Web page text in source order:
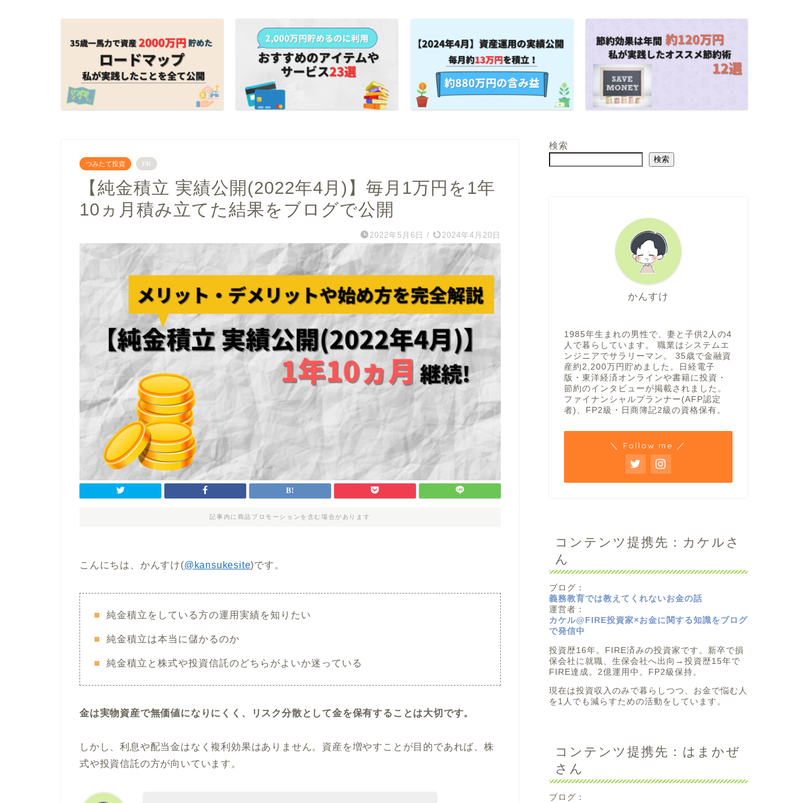
つみたて投資 PR
【純金積立 実績公開(2022年4月)】毎月1万円を1年
10ヵ月積み立てた結果をブログで公開
2022年5月6日 / 2024年4月20日
記事内に商品プロモーションを含む場合があります
こんにちは、かんすけ(@kansukesite)です。
純金積立をしている方の運用実績を知りたい
純金積立は本当に儲かるのか
純金積立と株式や投資信託のどちらがよいか迷っている
金は実物資産で無価値になりにくく、リスク分散として金を保有することは大切です。
しかし、利息や配当金はなく複利効果はありません。資産を増やすことが目的であれば、株
式や投資信託の方が向いています。
検索
検索
かんすけ
1985年生まれの男性で、妻と子供2人の4
人で暮らしています。 職業はシステムエ
ンジニアでサラリーマン。 35歳で金融資
産約2,200万円貯めました。日経電子
版・東洋経済オンラインや書籍に投資・
節約のインタビューが掲載されました。
ファイナンシャルプランナー(AFP認定
者)、FP2級・日商簿記2級の資格保有。
＼ Follow me ／
コンテンツ提携先：カケルさ
ん
ブログ：
義務教育では教えてくれないお金の話
運営者：
カケル@FIRE投資家×お金に関する知識をブログ
で発信中
投資歴16年。FIRE済みの投資家です。新卒で損
保会社に就職、生保会社へ出向→投資歴15年で
FIRE達成。2億運用中。FP2級保持。
現在は投資収入のみで暮らしつつ、お金で悩む人
を1人でも減らすための活動をしています。
コンテンツ提携先：はまかぜ
さん
ブログ：